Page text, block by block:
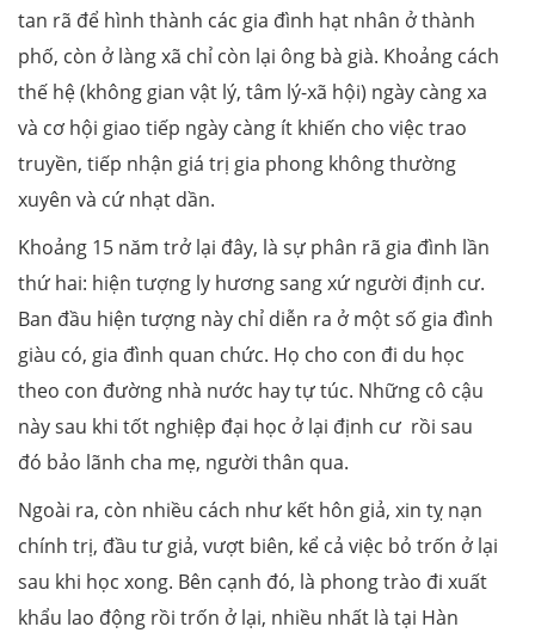
tan rã để hình thành các gia đình hạt nhân ở thành
phố, còn ở làng xã chỉ còn lại ông bà già. Khoảng cách
thế hệ (không gian vật lý, tâm lý-xã hội) ngày càng xa
và cơ hội giao tiếp ngày càng ít khiến cho việc trao
truyền, tiếp nhận giá trị gia phong không thường
xuyên và cứ nhạt dần.
Khoảng 15 năm trở lại đây, là sự phân rã gia đình lần
thứ hai: hiện tượng ly hương sang xứ người định cư.
Ban đầu hiện tượng này chỉ diễn ra ở một số gia đình
giàu có, gia đình quan chức. Họ cho con đi du học
theo con đường nhà nước hay tự túc. Những cô cậu
này sau khi tốt nghiệp đại học ở lại định cư rồi sau
đó bảo lãnh cha mẹ, người thân qua.
Ngoài ra, còn nhiều cách như kết hôn giả, xin tỵ nạn
chính trị, đầu tư giả, vượt biên, kể cả việc bỏ trốn ở lại
sau khi học xong. Bên cạnh đó, là phong trào đi xuất
khẩu lao động rồi trốn ở lại, nhiều nhất là tại Hàn